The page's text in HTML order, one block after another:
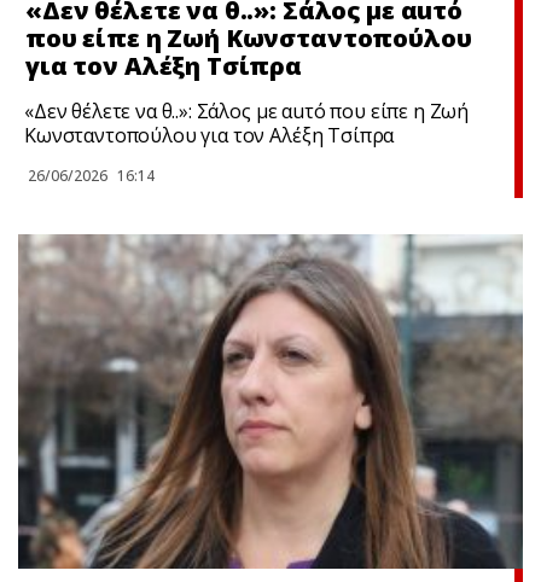
«Δεν θέλετε να θ..»: Σάλος με αuτό
που είπε η Ζωή Κωνσταντοπούλου
για τον Αλέξη Τσίπρα
«Δεν θέλετε να θ..»: Σάλος με αuτό που είπε η Ζωή
Κωνσταντοπούλου για τον Αλέξη Τσίπρα
26/06/2026 16:14